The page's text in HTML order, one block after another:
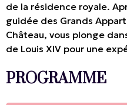
de la résidence royale.
guidée des Grands
Château, vous plonge
de Louis XIV pour une
PROGRAMME